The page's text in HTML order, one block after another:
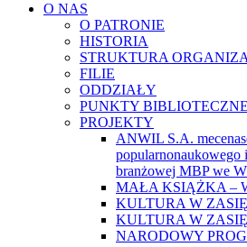
O NAS
O PATRONIE
HISTORIA
STRUKTURA
FILIE
ODDZIAŁY
PUNKTY BIBLIOTECZNE
PROJEKTY
ANWIL S.A.
popularnonaukowego
branżowej MBP we
MAŁA KSIĄŻKA –
KULTURA W
KULTURA W
NARODOWY